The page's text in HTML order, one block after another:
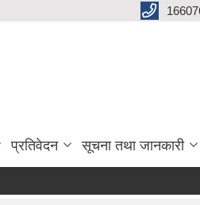
प्रतिवेदन सूचना तथा जानकारी